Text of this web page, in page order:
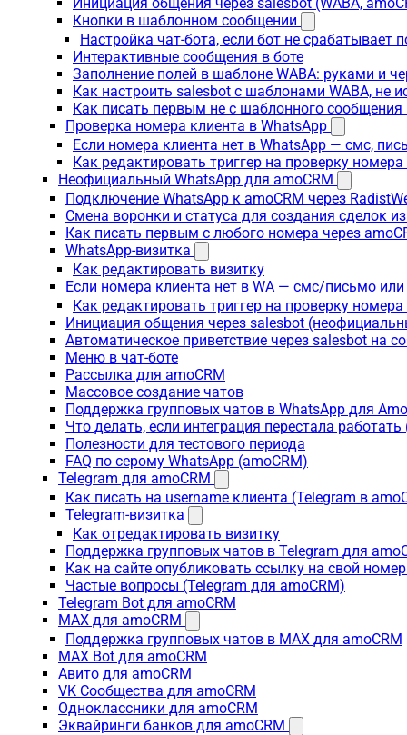
Кнопки в шаблонном сообщении
Настройка чат-бота, если бот не срабатывает
Интерактивные сообщения в боте
Заполнение полей в шаблоне WABA: руками и
Как настроить salesbot с шаблонами WABA, не
Как писать первым не с шаблонного сообщения
Проверка номера клиента в WhatsApp
Если номера клиента нет в WhatsApp — смс,
Как редактировать триггер на проверку номера
Неофициальный WhatsApp для amoCRM
Подключение WhatsApp к amoCRM через
Смена воронки и статуса для создания сделок
Как писать первым с любого номера через
WhatsApp-визитка
Как редактировать визитку
Если номера клиента нет в WA — смс/письмо
Как редактировать триггер на проверку
Инициация общения через salesbot
Автоматическое приветствие через salesbot на
Меню в чат-боте
Рассылка для amoCRM
Массовое создание чатов
Поддержка групповых чатов в WhatsApp для
Что делать, если интеграция перестала
Полезности для тестового периода
FAQ по серому WhatsApp (amoCRM)
Telegram для amoCRM
Как писать на username клиента (Telegram в
Telegram-визитка
Как отредактировать визитку
Поддержка групповых чатов в Telegram для
Как на сайте опубликовать ссылку на свой
Частые вопросы (Telegram для amoCRM)
Telegram Bot для amoCRM
MAX для amoCRM
Поддержка групповых чатов в MAX для amoCRM
MAX Bot для amoCRM
Авито для amoCRM
VK Сообщества для amoCRM
Одноклассники для amoCRM
Эквайринги банков для amoCRM